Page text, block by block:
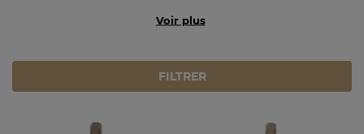
Voir plus
FILTRER